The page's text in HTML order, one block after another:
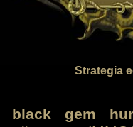
Strategia
black gem